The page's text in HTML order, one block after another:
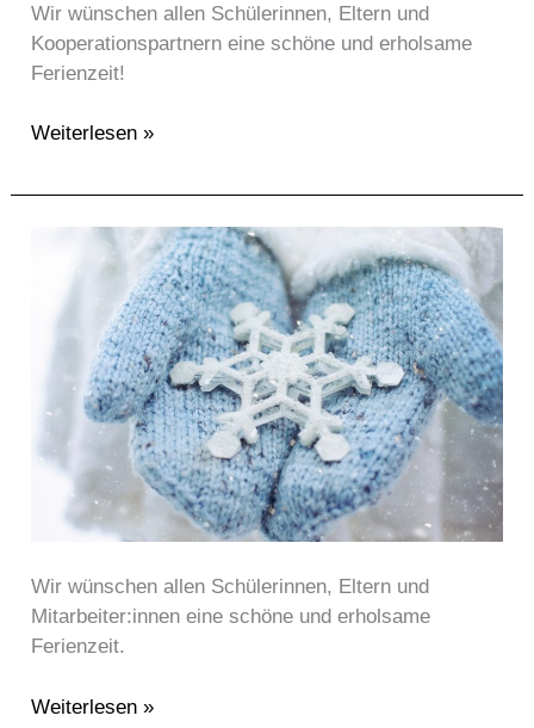
Wir wünschen allen Schülerinnen, Eltern und
Kooperationspartnern eine schöne und erholsame
Ferienzeit!
Weiterlesen »
Wir wünschen allen Schülerinnen, Eltern und
Mitarbeiter:innen eine schöne und erholsame
Ferienzeit.
Weihnachtsferien
Weiterlesen »